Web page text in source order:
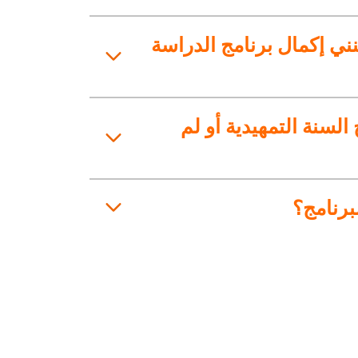
إكمال برنامج الدراسة
التمهيدية أو لم